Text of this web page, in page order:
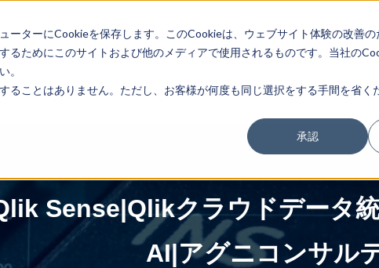
ーターにCookieを保存します。このCookieは、ウェブサイト体験の改善
るためにこのサイトおよび他のメディアで使用されるものです。当社の
。
ることはありません。ただし、お客様が何度も同じ選択をする手間を省く
承認
介
無料体験版 トレーニング情報 最新情報 選ばれる理由
Sense|Qlikクラウドデータ
AI|アグニコンサル